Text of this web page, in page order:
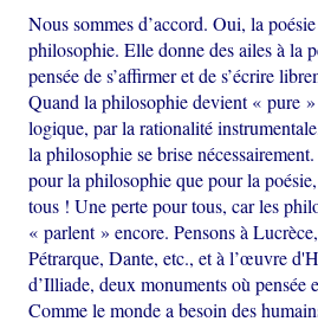
Nous sommes d’accord. Oui, la
philosophie. Elle donne des ailes à la
pensée de s’affirmer et de s’écrire
Quand la philosophie devient « pure
logique, par la rationalité
la philosophie se brise
pour la philosophie que pour la
tous ! Une perte pour tous, car les
« parlent » encore. Pensons à
Pétrarque, Dante, etc., et à l’œuvre
d’Illiade, deux monuments où pensée
Comme le monde a besoin des